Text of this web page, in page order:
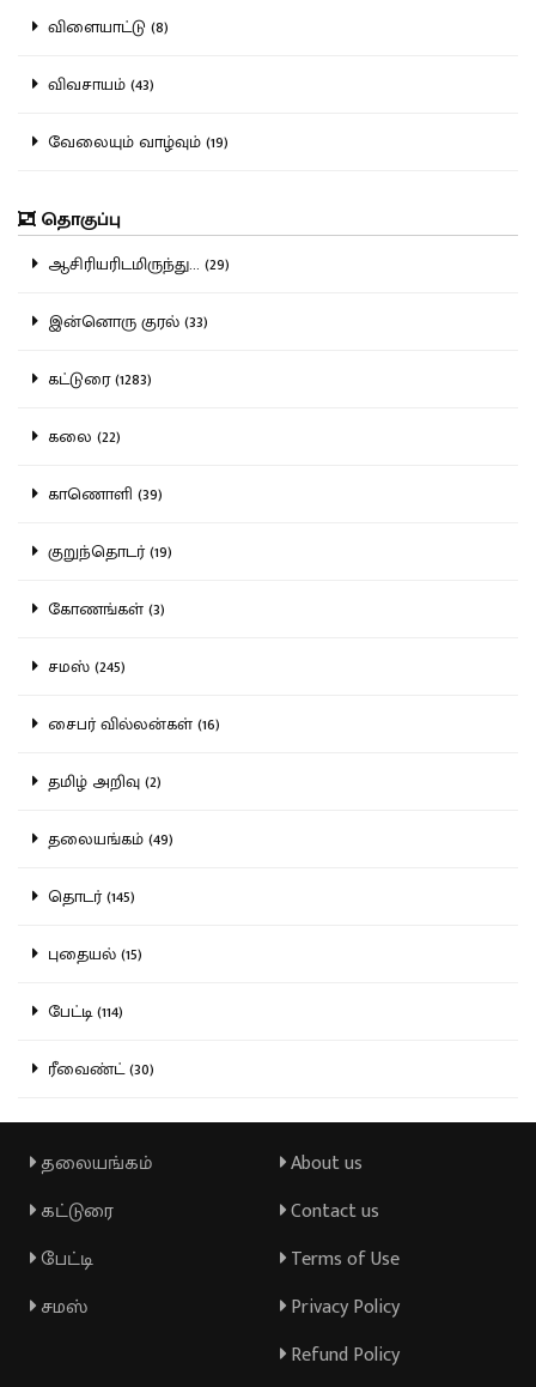
விளையாட்டு (8)
விவசாயம் (43)
வேலையும் வாழ்வும் (19)
தொகுப்பு
ஆசிரியரிடமிருந்து... (29)
இன்னொரு குரல் (33)
கட்டுரை (1283)
கலை (22)
காணொளி (39)
குறுந்தொடர் (19)
கோணங்கள் (3)
சமஸ் (245)
சைபர் வில்லன்கள் (16)
தமிழ் அறிவு (2)
தலையங்கம் (49)
தொடர் (145)
புதையல் (15)
பேட்டி (114)
ரீவைண்ட் (30)
தலையங்கம்
கட்டுரை
பேட்டி
சமஸ்
About us
Contact us
Terms of Use
Privacy Policy
Refund Policy